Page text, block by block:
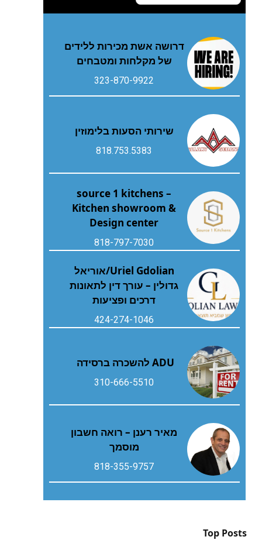
דרושה אשת מכירות ללידים
של מקלחות ומטבחים
323-870-9922
שירותי הסעות בלימוזין
818.753.5383
source 1 kitchens –
Kitchen showroom &
Design center
818-797-7030
Uriel Gdolian/אוריאל
גדולין – עורך דין לתאונות
דרכים ופציעות
424-274-1046
ADU להשכרה ברסידה
310-666-5510
מאיר רענן – רואה חשבון
מוסמך
818-355-9757
Top Posts